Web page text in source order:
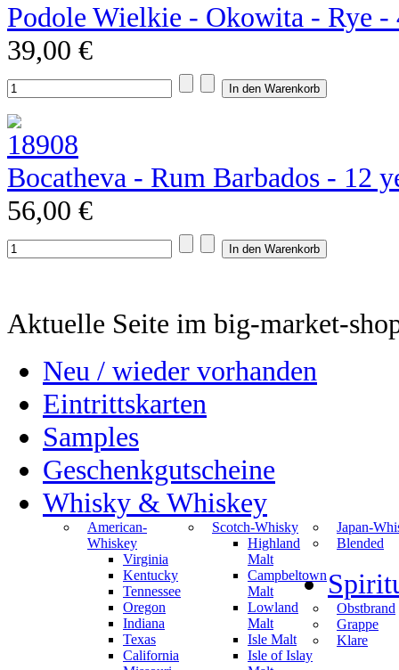
Podole Wielkie - Okowita - Rye -
39,00 €
Bocatheva - Rum Barbados - 12
56,00 €
Aktuelle Seite im big-market-
Neu / wieder vorhanden
Eintrittskarten
Samples
Geschenkgutscheine
Whisky & Whiskey
American-
Whiskey
Virginia
Kentucky
Tennessee
Oregon
Indiana
Texas
California
Scotch-Whisky
Highland
Malt
Campbeltown
Malt
Lowland
Malt
Isle Malt
Isle of Islay
Japan-
Blended
Obstbrand
Grappe
Klare